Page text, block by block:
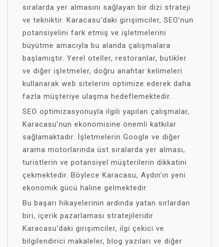
sıralarda yer almasını sağlayan bir dizi strateji
ve tekniktir. Karacasu'daki girişimciler, SEO'nun
potansiyelini fark etmiş ve işletmelerini
büyütme amacıyla bu alanda çalışmalara
başlamıştır. Yerel oteller, restoranlar, butikler
ve diğer işletmeler, doğru anahtar kelimeleri
kullanarak web sitelerini optimize ederek daha
fazla müşteriye ulaşma hedeflemektedir.
SEO optimizasyonuyla ilgili yapılan çalışmalar,
Karacasu'nun ekonomisine önemli katkılar
sağlamaktadır. İşletmelerin Google ve diğer
arama motorlarında üst sıralarda yer alması,
turistlerin ve potansiyel müşterilerin dikkatini
çekmektedir. Böylece Karacasu, Aydın'ın yeni
ekonomik gücü haline gelmektedir.
Bu başarı hikayelerinin ardında yatan sırlardan
biri, içerik pazarlaması stratejileridir.
Karacasu'daki girişimciler, ilgi çekici ve
bilgilendirici makaleler, blog yazıları ve diğer